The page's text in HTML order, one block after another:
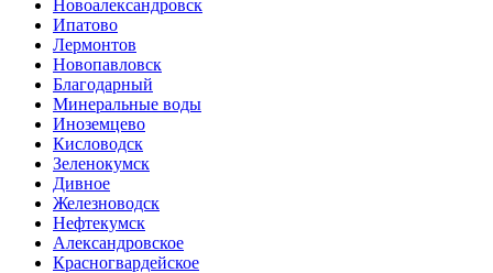
Новоалександровск
Ипатово
Лермонтов
Новопавловск
Благодарный
Минеральные воды
Иноземцево
Кисловодск
Зеленокумск
Дивное
Железноводск
Нефтекумск
Александровское
Красногвардейское